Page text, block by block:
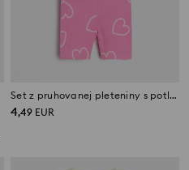
Set z pruhovanej pleteniny s potlačou v tvare srdiečok
4,49 EUR